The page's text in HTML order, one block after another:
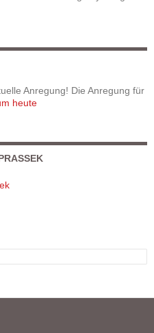
Anregung! Die Anregung für
heute